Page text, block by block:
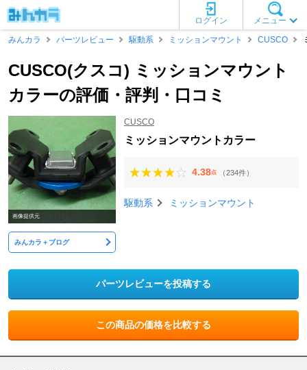
メニュー
ログイン
みんカラ
パーツレビュー 駆動系 ミッションマウント CUSCO
CUSCO(クスコ) ミッションマウント
カラーの評価・評判・口コミ
画像提供元
みんカラ＋ブログ
CUSCO
ミッションマウントカラー
4.38点 （234件）
駆動系 ミッションマウント
パーツレビューを投稿する
この商品の価格を比較する